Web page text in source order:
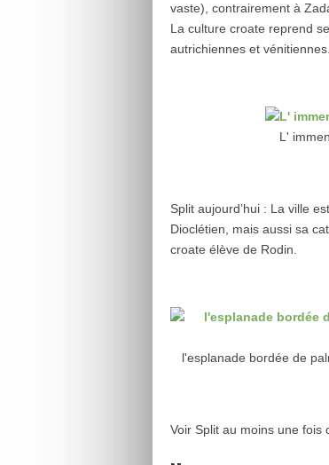
vaste), contrairement à
La culture croate reprend
autrichiennes et vénitiennes.
L'
Split aujourd’hui : La ville
Dioclétien, mais aussi sa
croate élève de Rodin.
l'esplanade bordée de
Voir Split au moins une fois